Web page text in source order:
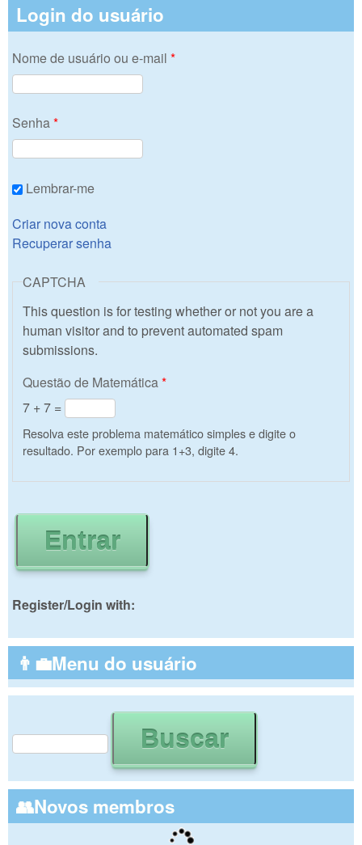
Login do usuário
Nome de usuário ou e-mail *
Senha *
Lembrar-me
Criar nova conta
Recuperar senha
CAPTCHA
This question is for testing whether or not you are a
human visitor and to prevent automated spam
submissions.
Questão de Matemática *
7 + 7 =
Resolva este problema matemático simples e digite o
resultado. Por exemplo para 1+3, digite 4.
Register/Login with:
👨‍💼Menu do usuário
Formulário de busca
👥Novos membros